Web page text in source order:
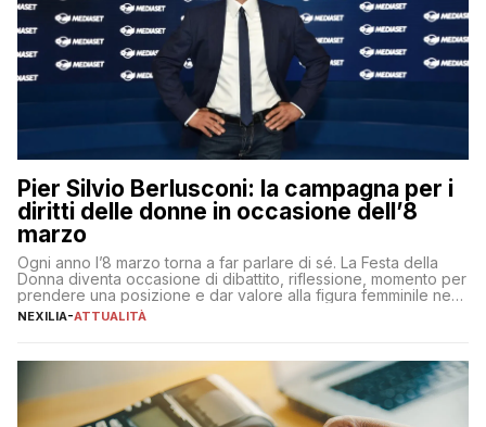
Pier Silvio Berlusconi: la campagna per i
diritti delle donne in occasione dell’8
marzo
Ogni anno l’8 marzo torna a far parlare di sé. La Festa della
Donna diventa occasione di dibattito, riflessione, momento per
prendere una posizione e dar valore alla figura femminile nella
sua complessità e crucialità. A lanciare un messaggio “forte e
NEXILIA-ATTUALITÀ